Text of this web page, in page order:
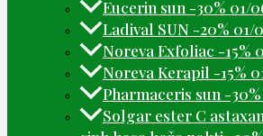
Eucerin sun -30% 01/
Ladival SUN -20% 01/
Noreva Exfoliac -15%
Noreva Kerapil -15%
Pharmaceris sun -
Solgar ester C